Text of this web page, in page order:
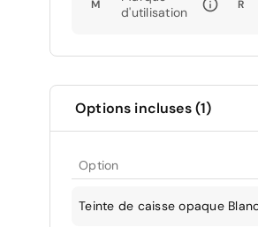
M
d'utilisation
R
Options incluses (1)
Option
Teinte de caisse opaque